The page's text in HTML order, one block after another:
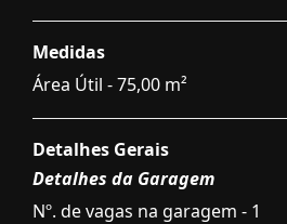
Medidas
Área Útil - 75,00 m²
Detalhes Gerais
Detalhes da Garagem
Nº. de vagas na garagem - 1